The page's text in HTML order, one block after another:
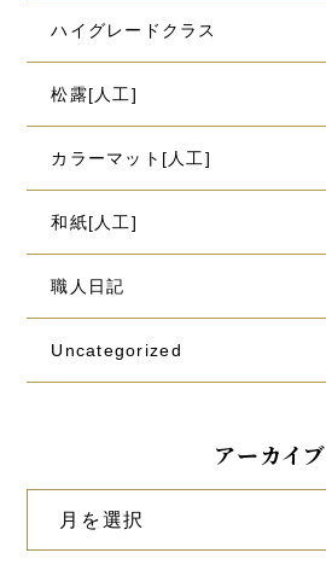
ハイグレードクラス
松露[人工]
カラーマット[人工]
和紙[人工]
職人日記
Uncategorized
アーカイブ